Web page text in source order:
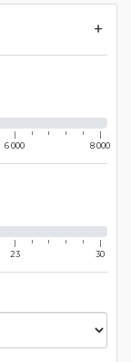
6 000 8 000
23 30